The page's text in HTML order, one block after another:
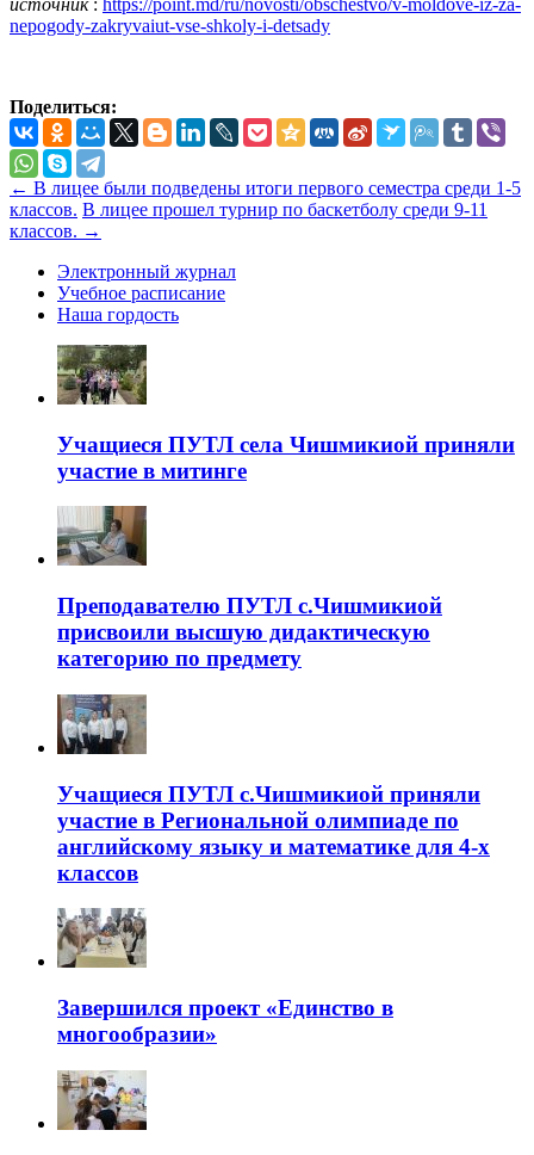
источник: https://point.md/ru/novosti/obschestvo/v-moldove-iz-za-
nepogody-zakryvaiut-vse-shkoly-i-detsady
Поделиться:
← В лицее были подведены итоги первого семестра среди 1-5
классов. В лицее прошел турнир по баскетболу среди 9-11
классов. →
Электронный журнал
Учебное расписание
Наша гордость
Учащиеся ПУТЛ села Чишмикиой приняли
участие в митинге
Преподавателю ПУТЛ с.Чишмикиой
присвоили высшую дидактическую
категорию по предмету
Учащиеся ПУТЛ с.Чишмикиой приняли
участие в Региональной олимпиаде по
английскому языку и математике для 4-х
классов
Завершился проект «Единство в
многообразии»